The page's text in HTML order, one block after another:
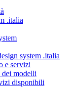
.italia
system .italia
e servizi
dei modelli
disponibili